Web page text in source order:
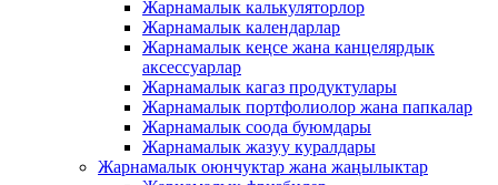
Жарнамалык калькуляторлор
Жарнамалык календарлар
Жарнамалык кеңсе жана канцелярдык
аксессуарлар
Жарнамалык кагаз продуктулары
Жарнамалык портфолиолор жана папкалар
Жарнамалык соода буюмдары
Жарнамалык жазуу куралдары
Жарнамалык оюнчуктар жана жаңылыктар